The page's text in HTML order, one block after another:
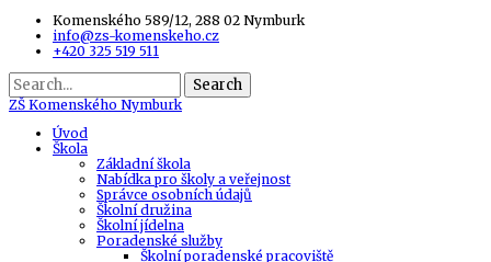
Komenského 589/12, 288 02 Nymburk
info@zs-komenskeho.cz
+420 325 519 511
Search
ZŠ Komenského Nymburk
Úvod
Škola
Základní škola
Nabídka pro školy a veřejnost
Správce osobních údajů
Školní družina
Školní jídelna
Poradenské služby
Školní poradenské pracoviště